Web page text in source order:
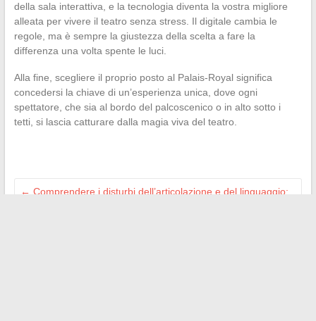
della sala interattiva, e la tecnologia diventa la vostra migliore
alleata per vivere il teatro senza stress. Il digitale cambia le
regole, ma è sempre la giustezza della scelta a fare la
differenza una volta spente le luci.
Alla fine, scegliere il proprio posto al Palais-Royal significa
concedersi la chiave di un’esperienza unica, dove ogni
spettatore, che sia al bordo del palcoscenico o in alto sotto i
tetti, si lascia catturare dalla magia viva del teatro.
← Comprendere i disturbi dell’articolazione e del linguaggio: